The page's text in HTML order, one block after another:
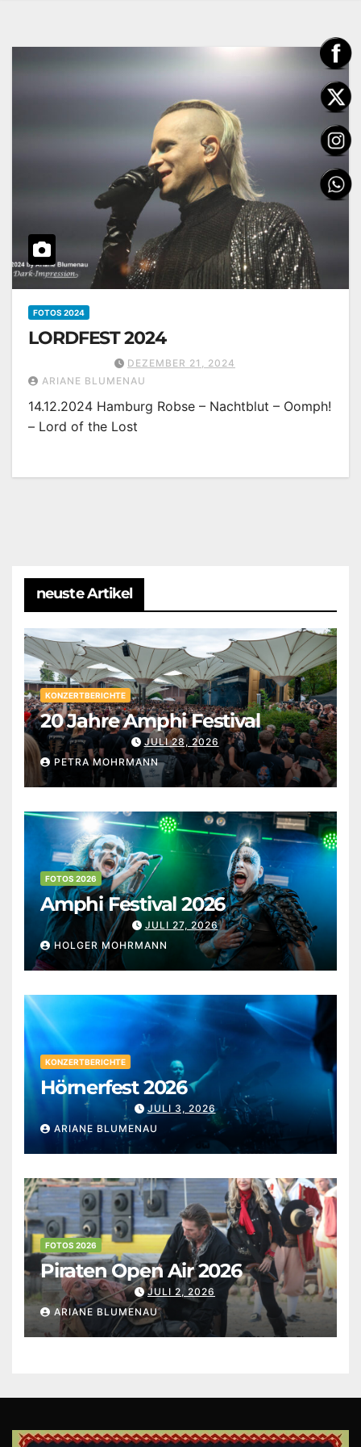
FOTOS 2024
LORDFEST 2024
DEZEMBER 21, 2024
ARIANE BLUMENAU
14.12.2024 Hamburg Robse – Nachtblut – Oomph!
– Lord of the Lost
neuste Artikel
KONZERTBERICHTE
20 Jahre Amphi Festival
JULI 28, 2026
PETRA MOHRMANN
FOTOS 2026
Amphi Festival 2026
JULI 27, 2026
HOLGER MOHRMANN
KONZERTBERICHTE
Hörnerfest 2026
JULI 3, 2026
ARIANE BLUMENAU
FOTOS 2026
Piraten Open Air 2026
JULI 2, 2026
ARIANE BLUMENAU